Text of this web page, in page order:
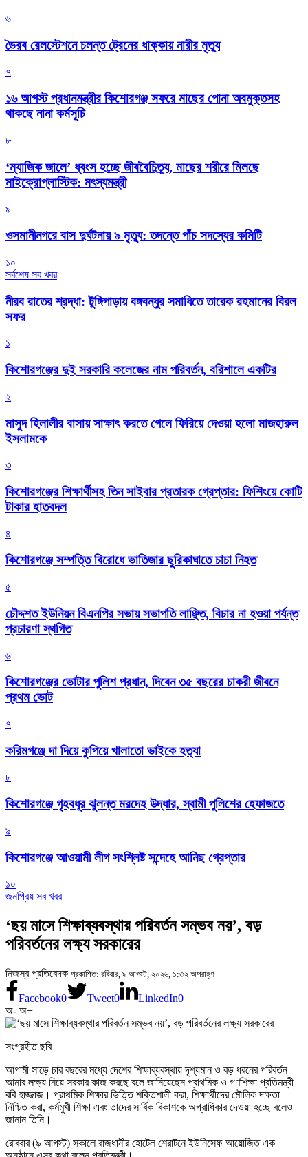
৬
ভৈরব রেলস্টেশনে চলন্ত ট্রেনের ধাক্কায় নারীর মৃত্যু
৭
১৬ আগস্ট প্রধানমন্ত্রীর কিশোরগঞ্জ সফরে মাছের পোনা অবমুক্তসহ
থাকছে নানা কর্মসূচি
৮
‘ম্যাজিক জালে’ ধ্বংস হচ্ছে জীববৈচিত্র্য, মাছের শরীরে মিলছে
মাইক্রোপ্লাস্টিক: মৎস্যমন্ত্রী
৯
ওসমানীনগরে বাস দুর্ঘটনায় ৯ মৃত্যু: তদন্তে পাঁচ সদস্যের কমিটি
১০
সর্বশেষ সব খবর
নীরব রাতের শ্রদ্ধা: টুঙ্গিপাড়ায় বঙ্গবন্ধুর সমাধিতে তারেক রহমানের বিরল
সফর
১
কিশোরগঞ্জের দুই সরকারি কলেজের নাম পরিবর্তন, বরিশালে একটির
২
মাসুদ হিলালীর বাসায় সাক্ষাৎ করতে গেলে ফিরিয়ে দেওয়া হলো মাজহারুল
ইসলামকে
৩
কিশোরগঞ্জের শিক্ষার্থীসহ তিন সাইবার প্রতারক গ্রেপ্তার: ফিশিংয়ে কোটি
টাকার হাতবদল
৪
কিশোরগঞ্জে সম্পত্তি বিরোধে ভাতিজার ছুরিকাঘাতে চাচা নিহত
৫
চৌদ্দশত ইউনিয়ন বিএনপির সভায় সভাপতি লাঞ্ছিত, বিচার না হওয়া পর্যন্ত
প্রচারণা স্থগিত
৬
কিশোরগঞ্জের ভোটার পুলিশ প্রধান, দিবেন ৩৫ বছরের চাকরী জীবনে
প্রথম ভোট
৭
করিমগঞ্জে দা দিয়ে কুপিয়ে খালাতো ভাইকে হত্যা
৮
কিশোরগঞ্জে গৃহবধূর ঝুলন্ত মরদেহ উদ্ধার, স্বামী পুলিশের হেফাজতে
৯
কিশোরগঞ্জে আওয়ামী লীগ সংশ্লিষ্ট সন্দেহে আনিছ গ্রেপ্তার
১০
জনপ্রিয় সব খবর
‘ছয় মাসে শিক্ষাব্যবস্থার পরিবর্তন সম্ভব নয়’, বড়
পরিবর্তনের লক্ষ্য সরকারের
নিজস্ব প্রতিবেদক প্রকাশিত: রবিবার, ৯ আগস্ট, ২০২৬, ১:৩২ অপরাহ্ণ
Facebook0 Tweet0 LinkedIn0
অ- অ+
সংগ্রহীত ছবি
আগামী সাড়ে চার বছরের মধ্যে দেশের শিক্ষাব্যবস্থায় দৃশ্যমান ও বড় ধরনের পরিবর্তন
আনার লক্ষ্য নিয়ে সরকার কাজ করছে বলে জানিয়েছেন প্রাথমিক ও গণশিক্ষা প্রতিমন্ত্রী
ববি হাজ্জাজ। প্রাথমিক শিক্ষার ভিত্তি শক্তিশালী করা, শিক্ষার্থীদের মৌলিক দক্ষতা
নিশ্চিত করা, কর্মমুখী শিক্ষা এবং তাদের সার্বিক বিকাশকে অগ্রাধিকার দেওয়া হচ্ছে বলেও
জানান তিনি।
রোববার (৯ আগস্ট) সকালে রাজধানীর হোটেল শেরাটনে ইউনিসেফ আয়োজিত এক